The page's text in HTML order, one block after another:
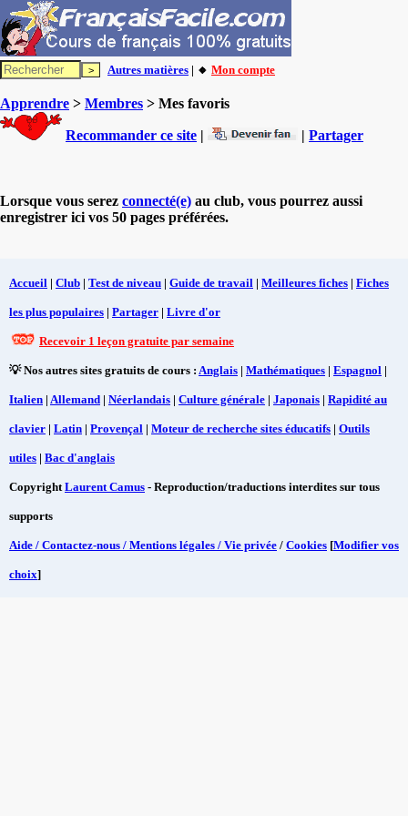
Autres matières | 🔸 Mon compte
Apprendre > Membres > Mes favoris
Recommander ce site | | Partager
Lorsque vous serez connecté(e) au club, vous pourrez aussi
enregistrer ici vos 50 pages préférées.
Accueil | Club | Test de niveau | Guide de travail | Meilleures fiches | Fiches
les plus populaires | Partager | Livre d'or
Recevoir 1 leçon gratuite par semaine
💡 Nos autres sites gratuits de cours : Anglais | Mathématiques | Espagnol |
Italien | Allemand | Néerlandais | Culture générale | Japonais | Rapidité au
clavier | Latin | Provençal | Moteur de recherche sites éducatifs | Outils
utiles | Bac d'anglais
CopyrightLaurent Camus - Reproduction/traductions interdites sur tous
supports
Aide / Contactez-nous / Mentions légales / Vie privée / Cookies [Modifier vos
choix]